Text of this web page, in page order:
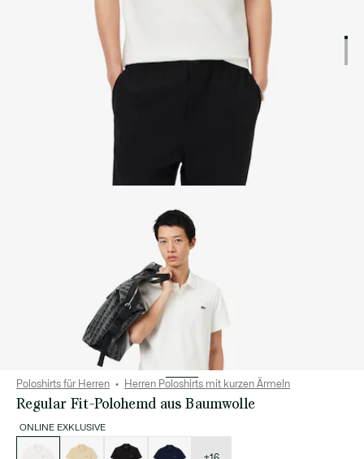
Poloshirts für Herren Herren Poloshirts mit kurzen Ärmeln
Regular Fit-Polohemd aus Baumwolle
ONLINE EXKLUSIVE
Varianten